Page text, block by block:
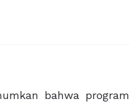
bahwa program